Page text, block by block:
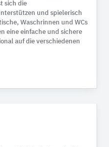
sich die
und spielerisch
Waschrinnen und WCs
eine einfache und sichere
auf die verschiedenen